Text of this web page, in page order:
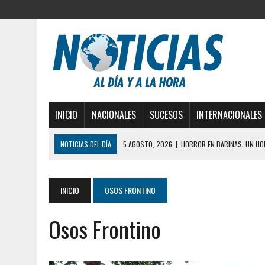
INICIO NACIONALES SUCESOS INTERNACIONALES
NOTICIAS DEL DÍA 5 AGOSTO, 2026 | HORROR EN BARINAS: UN
3 AGOSTO, 2026 | YARACUY: INTENTÓ DESCONECTAR SU NEVERA
2 AGOSTO, 2026
AYUDABA A PERSONAS EN SITUACIÓN DE CALLE Y
2 AGOSTO, 2026
| COLAPSÓ TECHO DE UNA VIVIENDA EN EL CENTRO
2 AGOSTO, 2026
| FALCÓN: MUJER ATACÓ CON UN CUCHILLO A SUS
INICIO OSOS FRONTINO
Osos Frontino